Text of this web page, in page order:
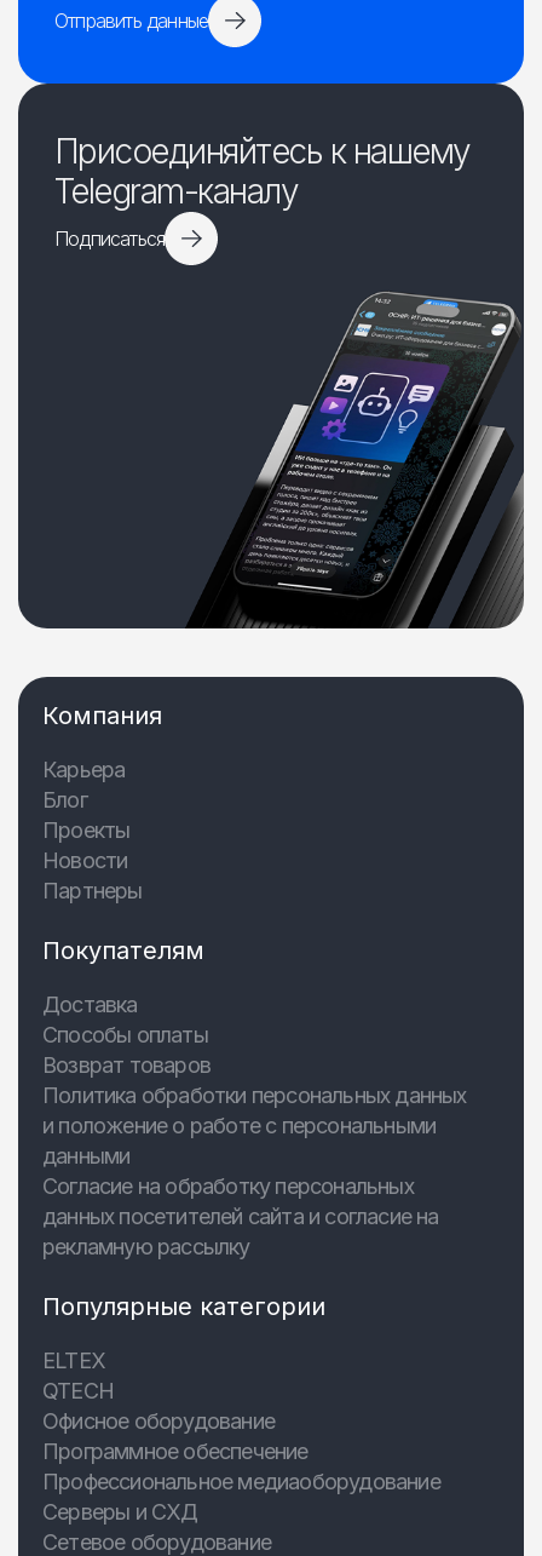
Отправить данные
Присоединяйтесь к нашему
Telegram-каналу
Подписаться
Компания
Карьера
Блог
Проекты
Новости
Партнеры
Покупателям
Доставка
Способы оплаты
Возврат товаров
Политика обработки персональных данных
и положение о работе с персональными
данными
Согласие на обработку персональных
данных посетителей сайта и согласие на
рекламную рассылку
Популярные категории
ELTEX
QTECH
Офисное оборудование
Программное обеспечение
Профессиональное медиаоборудование
Серверы и СХД
Сетевое оборудование